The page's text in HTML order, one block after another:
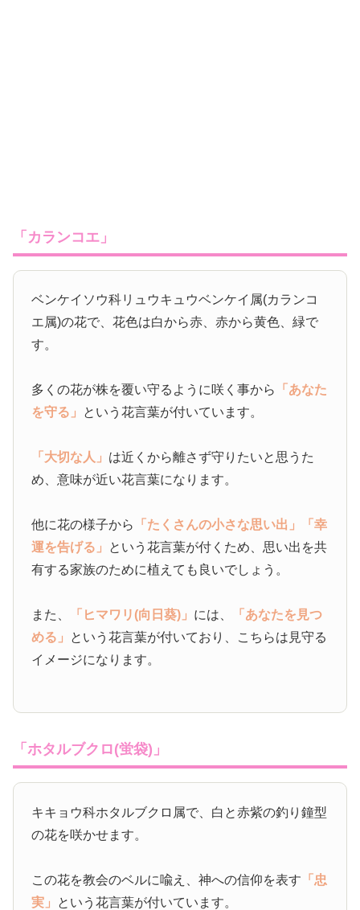
「カランコエ」
ベンケイソウ科リュウキュウベンケイ属(カランコ
エ属)の花で、花色は白から赤、赤から黄色、緑で
す。
多くの花が株を覆い守るように咲く事から
「あなた
を守る」 という花言葉が付いています。
「大切な人」 は近くから離さず守りたいと思うた
め、意味が近い花言葉になります。
他に花の様子から 「たくさんの小さな思い出」
「幸
運を告げる」 という花言葉が付くため、思い出を共
有する家族のために植えても良いでしょう。
また、 「ヒマワリ(向日葵)」 には、
「あなたを見つ
める」 という花言葉が付いており、こちらは見守る
イメージになります。
「ホタルブクロ(蛍袋)」
キキョウ科ホタルブクロ属で、白と赤紫の釣り鐘型
の花を咲かせます。
この花を教会のベルに喩え、神への信仰を表す 「忠
実」 という花言葉が付いています。